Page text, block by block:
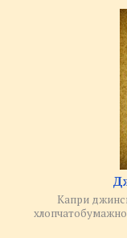
Капри